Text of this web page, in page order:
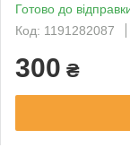
Готово до
Код: 1191282087
300 ₴